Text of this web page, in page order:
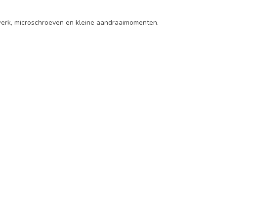
microschroeven en kleine aandraaimomenten.